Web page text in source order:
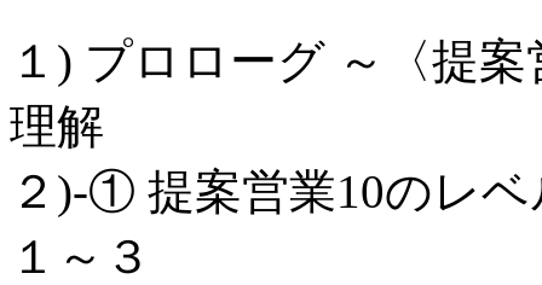
１) プロローグ ～〈提
理解
２)‐① 提案営業10のレ
１～３